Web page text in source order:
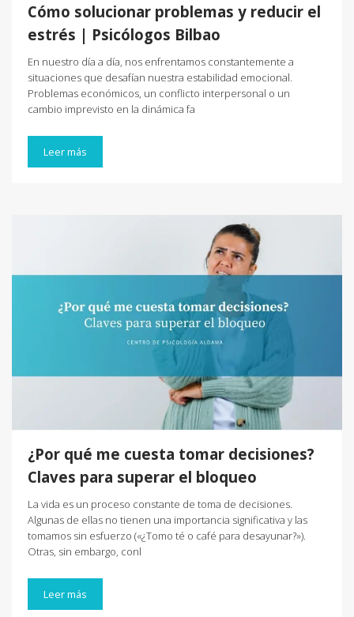
Cómo solucionar problemas y reducir el
estrés | Psicólogos Bilbao
En nuestro día a día, nos enfrentamos constantemente a
situaciones que desafían nuestra estabilidad emocional.
Problemas económicos, un conflicto interpersonal o un
cambio imprevisto en la dinámica fa
Leer más
¿Por qué me cuesta tomar decisiones?
Claves para superar el bloqueo
La vida es un proceso constante de toma de decisiones.
Algunas de ellas no tienen una importancia significativa y las
tomamos sin esfuerzo («¿Tomo té o café para desayunar?»).
Otras, sin embargo, conl
Leer más